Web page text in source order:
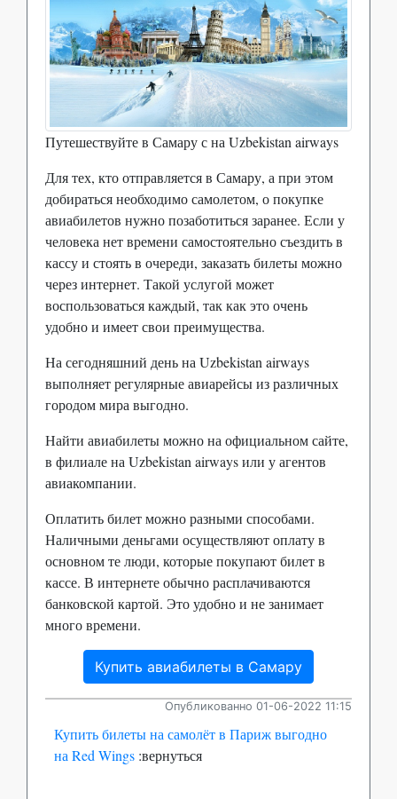
Путешествуйте в Самару с на Uzbekistan airways
Для тех, кто отправляется в Самару, а при этом
добираться необходимо самолетом, о покупке
авиабилетов нужно позаботиться заранее. Если у
человека нет времени самостоятельно съездить в
кассу и стоять в очереди, заказать билеты можно
через интернет. Такой услугой может
воспользоваться каждый, так как это очень
удобно и имеет свои преимущества.
На сегодняшний день на Uzbekistan airways
выполняет регулярные авиарейсы из различных
городом мира выгодно.
Найти авиабилеты можно на официальном сайте,
в филиале на Uzbekistan airways или у агентов
авиакомпании.
Оплатить билет можно разными способами.
Наличными деньгами осуществляют оплату в
основном те люди, которые покупают билет в
кассе. В интернете обычно расплачиваются
банковской картой. Это удобно и не занимает
много времени.
Купить авиабилеты в Самару
Опубликованно 01-06-2022 11:15
Купить билеты на самолёт в Париж выгодно
на Red Wings :вернуться